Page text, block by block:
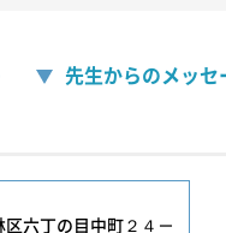
先生からのメッセ
六丁の目中町２４－